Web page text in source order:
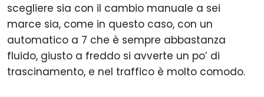
scegliere sia con il cambio manuale a sei
marce sia, come in questo caso, con un
automatico a 7 che è sempre abbastanza
fluido, giusto a freddo si avverte un po’ di
trascinamento, e nel traffico è molto comodo.